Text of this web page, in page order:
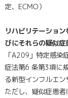
定、ECMO）
リハビリテーショ
びにそれらの疑似症
「A209」特定感染
症法第6 条第3項に
る新型インフルエン
ただし、疑似症患